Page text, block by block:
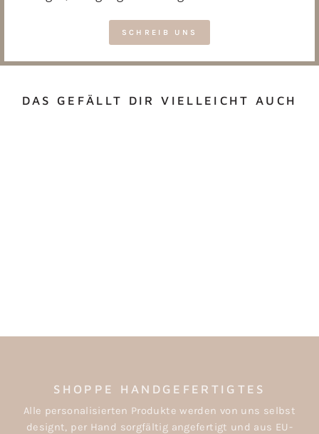
SCHREIB UNS
DAS GEFÄLLT DIR VIELLEICHT AUCH
SHOPPE HANDGEFERTIGTES
Alle personalisierten Produkte werden von uns selbst
designt, per Hand sorgfältig angefertigt und aus EU-